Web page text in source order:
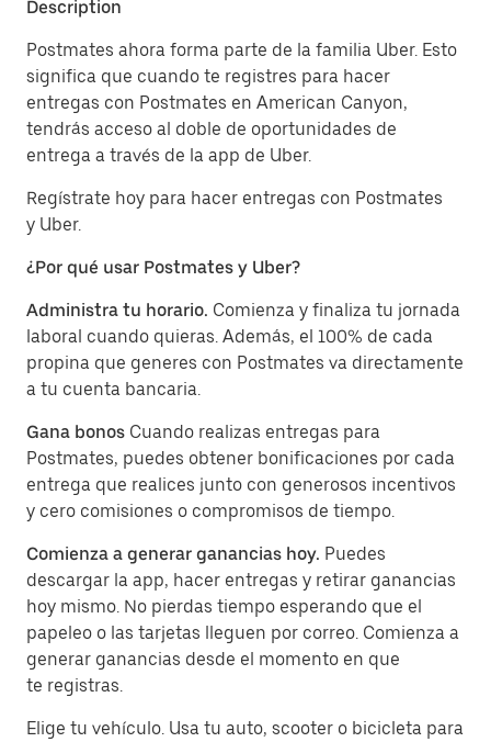
Description
Postmates ahora forma parte de la familia Uber. Esto
significa que cuando te registres para hacer
entregas con Postmates en American Canyon,
tendrás acceso al doble de oportunidades de
entrega a través de la app de Uber.
Regístrate hoy para hacer entregas con Postmates
y Uber.
¿Por qué usar Postmates y Uber?
Administra tu horario. Comienza y finaliza tu jornada
laboral cuando quieras. Además, el 100% de cada
propina que generes con Postmates va directamente
a tu cuenta bancaria.
Gana bonos Cuando realizas entregas para
Postmates, puedes obtener bonificaciones por cada
entrega que realices junto con generosos incentivos
y cero comisiones o compromisos de tiempo.
Comienza a generar ganancias hoy. Puedes
descargar la app, hacer entregas y retirar ganancias
hoy mismo. No pierdas tiempo esperando que el
papeleo o las tarjetas lleguen por correo. Comienza a
generar ganancias desde el momento en que
te registras.
Elige tu vehículo. Usa tu auto, scooter o bicicleta para